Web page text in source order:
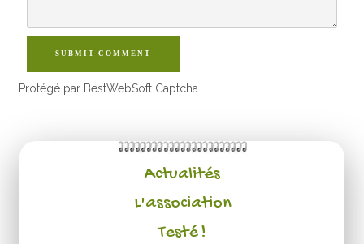
SUBMIT COMMENT
Protégé par BestWebSoft Captcha
Actualités
L'association
Testé !